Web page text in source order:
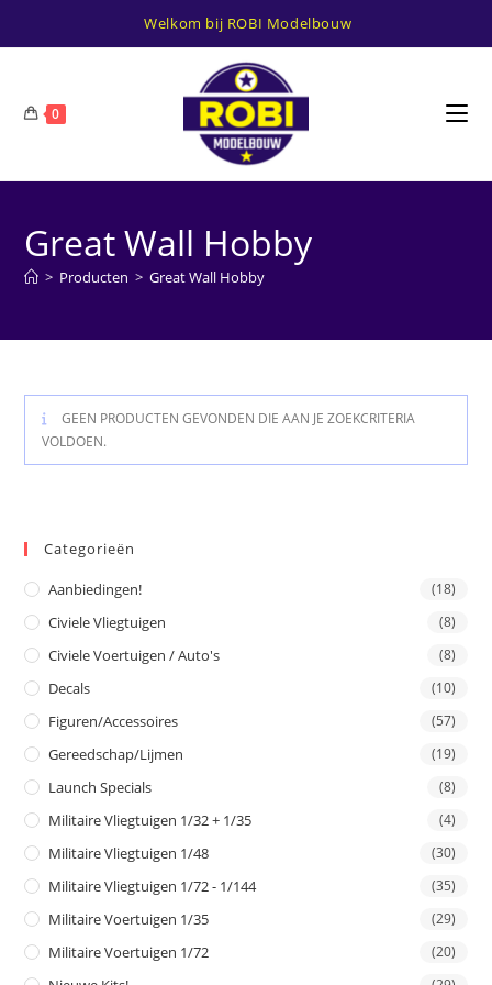
Welkom bij ROBI Modelbouw
0
Great Wall Hobby
> Producten > Great Wall Hobby
GEEN PRODUCTEN GEVONDEN DIE AAN JE ZOEKCRITERIA
VOLDOEN.
Categorieën
Aanbiedingen! (18)
Civiele Vliegtuigen (8)
Civiele Voertuigen / Auto's (8)
Decals (10)
Figuren/Accessoires (57)
Gereedschap/Lijmen (19)
Launch Specials (8)
Militaire Vliegtuigen 1/32 + 1/35 (4)
Militaire Vliegtuigen 1/48 (30)
Militaire Vliegtuigen 1/72 - 1/144 (35)
Militaire Voertuigen 1/35 (29)
Militaire Voertuigen 1/72 (20)